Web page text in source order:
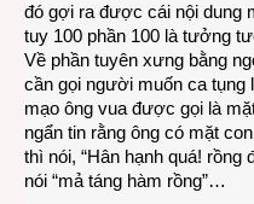
đó gợi ra được cái nội dung
tuy 100 phần 100 là tưởng
Về phần tuyên xưng bằng
cần gọi người muốn ca tụng
mạo ông vua được gọi là
ngẩn tin rằng ông có mặt
thì nói, “Hân hạnh quá! rồng
nói “mả táng hàm rồng”…